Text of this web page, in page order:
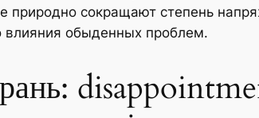
природно сокращают степень
обыденных проблем.